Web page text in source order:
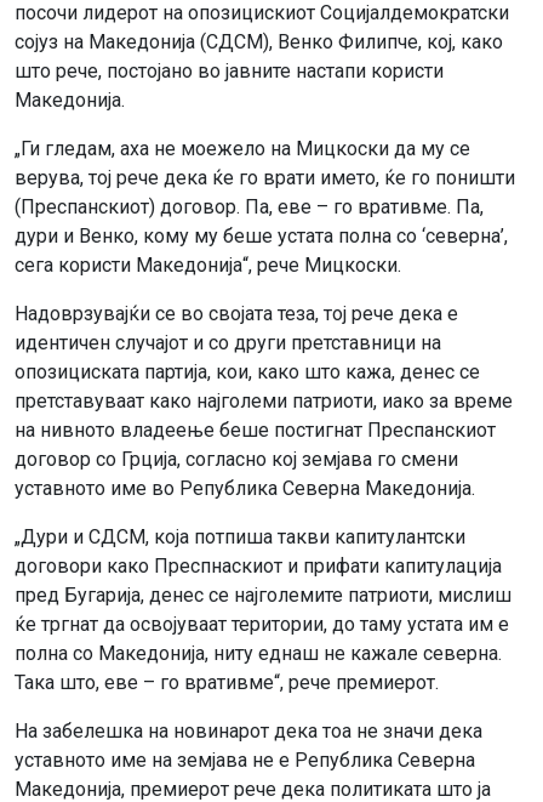
посочи лидерот на опозицискиот Социјалдемократски
сојуз на Македонија (СДСМ), Венко Филипче, кој, како
што рече, постојано во јавните настапи користи
Македонија.
„Ги гледам, аха не моежело на Мицкоски да му се
верува, тој рече дека ќе го врати името, ќе го поништи
(Преспанскиот) договор. Па, еве – го вративме. Па,
дури и Венко, кому му беше устата полна со ‘северна’,
сега користи Македонија“, рече Мицкоски.
Надоврзувајќи се во својата теза, тој рече дека е
идентичен случајот и со други претставници на
опозициската партија, кои, како што кажа, денес се
претставуваат како најголеми патриоти, иако за време
на нивното владеење беше постигнат Преспанскиот
договор со Грција, согласно кој земјава го смени
уставното име во Република Северна Македонија.
„Дури и СДСМ, која потпиша такви капитулантски
договори како Преспнаскиот и прифати капитулација
пред Бугарија, денес се најголемите патриоти, мислиш
ќе тргнат да освојуваат територии, до таму устата им е
полна со Македонија, ниту еднаш не кажале северна.
Така што, еве – го вративме“, рече премиерот.
На забелешка на новинарот дека тоа не значи дека
уставното име на земјава не е Република Северна
Македонија, премиерот рече дека политиката што ја